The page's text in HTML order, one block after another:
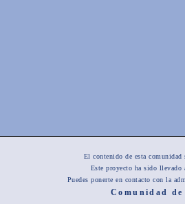
El contenido de esta
Este proyecto ha sido
Puedes ponerte en contacto con la
Comunidad